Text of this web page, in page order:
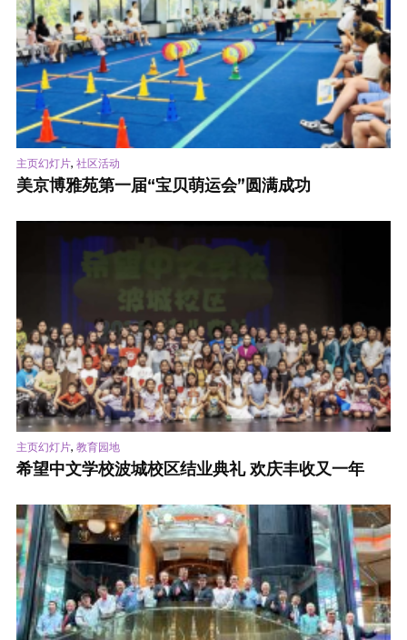
主页幻灯片, 社区活动
美京博雅苑第一届“宝贝萌运会”圆满成功
主页幻灯片, 教育园地
希望中文学校波城校区结业典礼 欢庆丰收又一年